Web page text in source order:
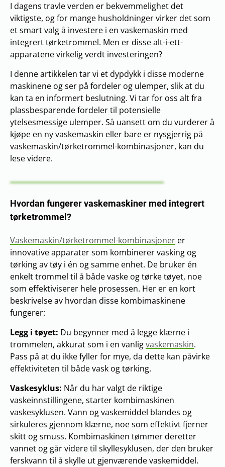
I dagens travle verden er bekvemmelighet det
viktigste, og for mange husholdninger virker det som
et smart valg å investere i en vaskemaskin med
integrert tørketrommel. Men er disse alt-i-ett-
apparatene virkelig verdt investeringen?
I denne artikkelen tar vi et dypdykk i disse moderne
maskinene og ser på fordeler og ulemper, slik at du
kan ta en informert beslutning. Vi tar for oss alt fra
plassbesparende fordeler til potensielle
ytelsesmessige ulemper. Så uansett om du vurderer å
kjøpe en ny vaskemaskin eller bare er nysgjerrig på
vaskemaskin/tørketrommel-kombinasjoner, kan du
lese videre.
Hvordan fungerer vaskemaskiner med integrert
tørketrommel?
Vaskemaskin/tørketrommel-kombinasjoner er
innovative apparater som kombinerer vasking og
tørking av tøy i én og samme enhet. De bruker én
enkelt trommel til å både vaske og tørke tøyet, noe
som effektiviserer hele prosessen. Her er en kort
beskrivelse av hvordan disse kombimaskinene
fungerer:
Legg i tøyet: Du begynner med å legge klærne i
trommelen, akkurat som i en vanligvaskemaskin.
Pass på at du ikke fyller for mye, da dette kan påvirke
effektiviteten til både vask og tørking.
Vaskesyklus: Når du har valgt de riktige
vaskeinnstillingene, starter kombimaskinen
vaskesyklusen. Vann og vaskemiddel blandes og
sirkuleres gjennom klærne, noe som effektivt fjerner
skitt og smuss. Kombimaskinen tømmer deretter
vannet og går videre til skyllesyklusen, der den bruker
ferskvann til å skylle ut gjenværende vaskemiddel.